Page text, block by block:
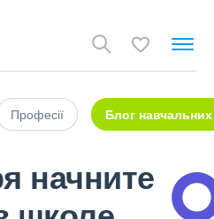
Професії Блог навчальних
начните